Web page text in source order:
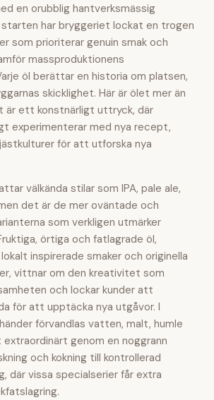
en orubblig hantverksmässig
har bryggeriet lockat en trogen
som prioriterar genuin smak och
massproduktionens
öl berättar en historia om platsen,
skicklighet. Här är ölet mer än
är ett konstnärligt uttryck, där
experimenterar med nya recept,
för att utforska nya
välkända stilar som IPA, pale ale,
det är de mer oväntade och
som verkligen utmärker
örtiga och fatlagrade öl,
inspirerade smaker och originella
vittnar om den kreativitet som
och lockar kunder att
för att upptäcka nya utgåvor. I
förvandlas vatten, malt, humle
genom en noggrann
och kokning till kontrollerad
där vissa specialserier får extra